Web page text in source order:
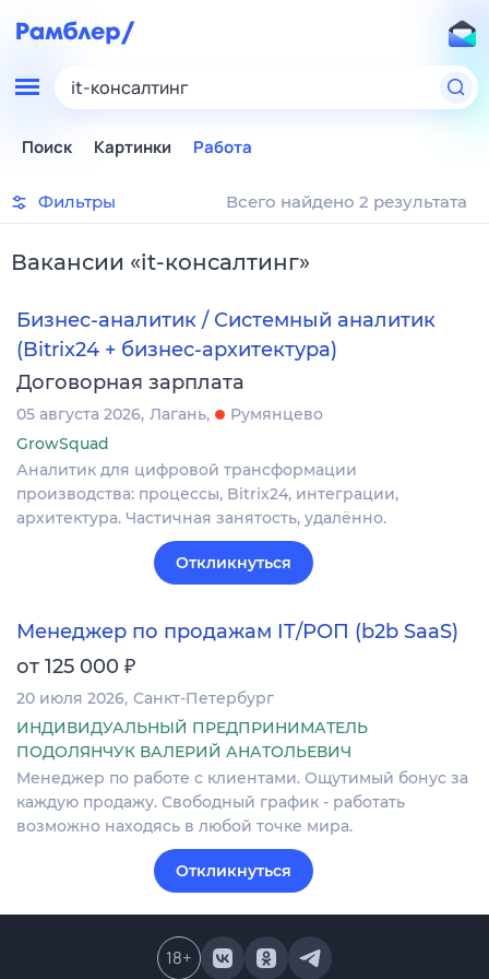
it-консалтинг
Поиск Картинки Работа
Фильтры Всего найдено 2 результата
Вакансии «it-консалтинг»
Бизнес-аналитик / Системный аналитик
(Bitrix24 + бизнес-архитектура)
Договорная зарплата
05 августа 2026 Лагань
Румянцево
GrowSquad
Аналитик для цифровой трансформации
производства: процессы, Bitrix24, интеграции,
архитектура. Частичная занятость, удалённо.
Откликнуться
Менеджер по продажам IT/РОП (b2b SaaS)
от 125 000 ₽
20 июля 2026 Санкт-Петербург
ИНДИВИДУАЛЬНЫЙ ПРЕДПРИНИМАТЕЛЬ
ПОДОЛЯНЧУК ВАЛЕРИЙ АНАТОЛЬЕВИЧ
Менеджер по работе с клиентами. Ощутимый бонус за
каждую продажу. Свободный график - работать
возможно находясь в любой точке мира.
Откликнуться
18+